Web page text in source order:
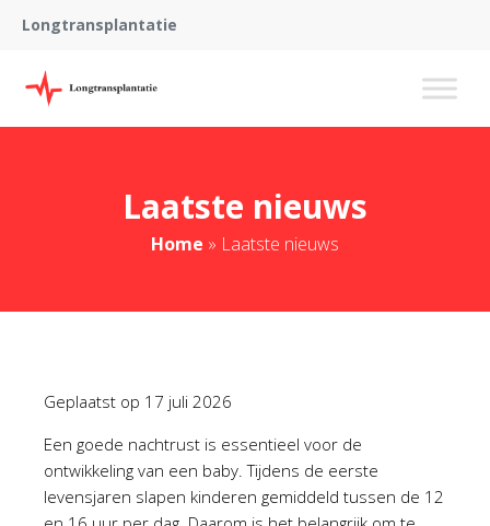
Longtransplantatie
Laatste nieuws
Home » Laatste nieuws
Geplaatst op 17 juli 2026
Een goede nachtrust is essentieel voor de
ontwikkeling van een baby. Tijdens de eerste
levensjaren slapen kinderen gemiddeld tussen de 12